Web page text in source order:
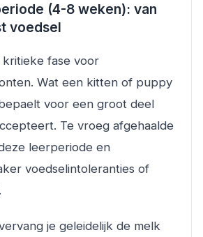
(4-8 weken): van
voedsel
kritieke fase voor
Wat een kitten of puppy
voor een groot deel
Te vroeg afgehaalde
leerperiode en
voedselintoleranties of
je geleidelijk de melk